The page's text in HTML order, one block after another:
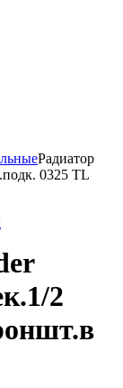
Радиатор
0325 TL
2